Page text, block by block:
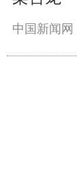
中国新闻网